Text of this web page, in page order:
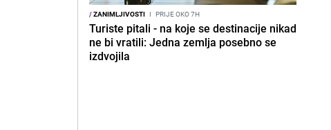
/ZANIMLJIVOSTI I PRIJE OKO 7H
Turiste pitali - na koje se destinacije nikad
ne bi vratili: Jedna zemlja posebno se
izdvojila